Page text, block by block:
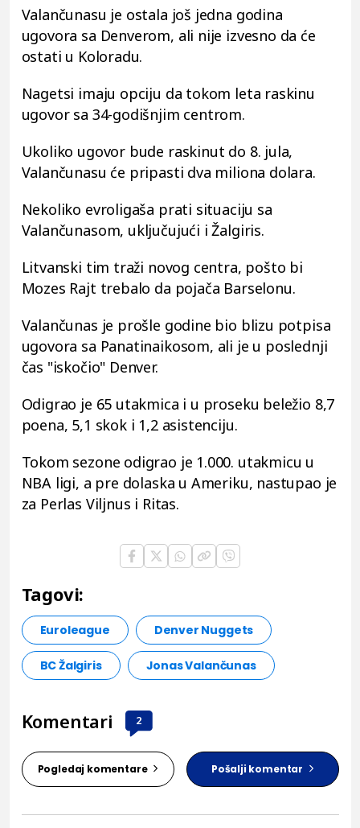
Valančunasu je ostala još jedna godina
ugovora sa Denverom, ali nije izvesno da će
ostati u Koloradu.
Nagetsi imaju opciju da tokom leta raskinu
ugovor sa 34-godišnjim centrom.
Ukoliko ugovor bude raskinut do 8. jula,
Valančunasu će pripasti dva miliona dolara.
Nekoliko evroligaša prati situaciju sa
Valančunasom, uključujući i Žalgiris.
Litvanski tim traži novog centra, pošto bi
Mozes Rajt trebalo da pojača Barselonu.
Valančunas je prošle godine bio blizu potpisa
ugovora sa Panatinaikosom, ali je u poslednji
čas "iskočio" Denver.
Odigrao je 65 utakmica i u proseku beležio 8,7
poena, 5,1 skok i 1,2 asistenciju.
Tokom sezone odigrao je 1.000. utakmicu u
NBA ligi, a pre dolaska u Ameriku, nastupao je
za Perlas Viljnus i Ritas.
Tagovi:
Euroleague Denver Nuggets
BC Žalgiris Jonas Valančunas
Komentari 2
Pogledaj komentare Pošalji komentar